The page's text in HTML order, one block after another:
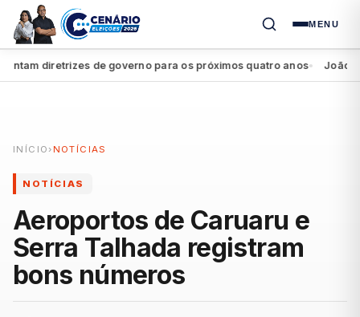
MENU
diretrizes de governo para os próximos quatro anos● João
INÍCIO › NOTÍCIAS
NOTÍCIAS
Aeroportos de Caruaru e
Serra Talhada registram
bons números